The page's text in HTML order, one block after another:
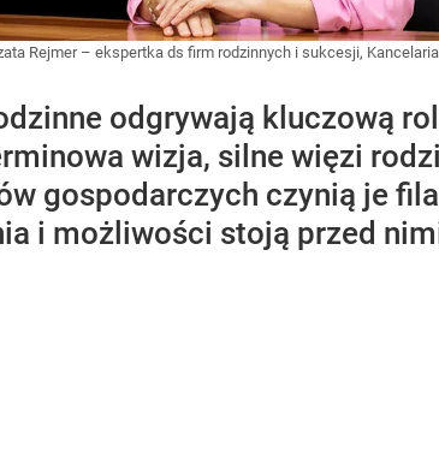
Rejmer – ekspertka ds firm rodzinnych i sukcesji,
odgrywają kluczową
wizja, silne więzi
gospodarczych czynią je
i możliwości stoją przed